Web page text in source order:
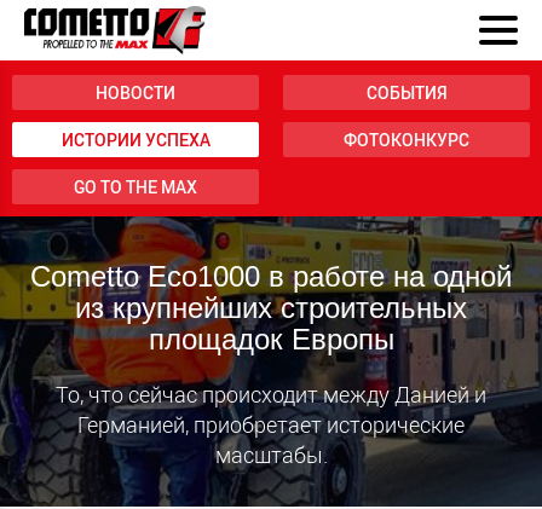
НОВОСТИ СОБЫТИЯ
ИСТОРИИ УСПЕХА ФОТОКОНКУРС
GO TO THE MAX
Cometto Eco1000 в работе на одной
из крупнейших строительных
площадок Европы
То, что сейчас происходит между Данией и
Германией, приобретает исторические
масштабы.